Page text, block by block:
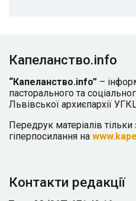
Капеланство.info
“Капеланство.info” –
пасторального та
Львівської архиєпархії
Передрук матеріалів тільки
гіперпосилання на
Контакти редакції